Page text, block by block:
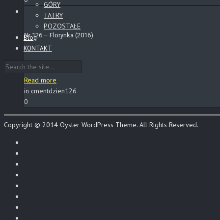
GÓRY
TATRY
POZOSTAŁE
Blog
KONTAKT
Nr 126 – Florynka (2016)
Read more
in cmentdzien126
0
Copyright © 2014 Oyster WordPress Theme. All Rights Reserved.